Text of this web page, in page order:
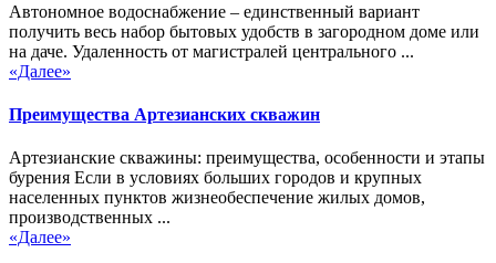
Автономное водоснабжение – единственный вариант
получить весь набор бытовых удобств в загородном доме или
на даче. Удаленность от магистралей центрального ...
«Далее»
Преимущества Артезианских скважин
Артезианские скважины: преимущества, особенности и этапы
бурения Если в условиях больших городов и крупных
населенных пунктов жизнеобеспечение жилых домов,
производственных ...
«Далее»